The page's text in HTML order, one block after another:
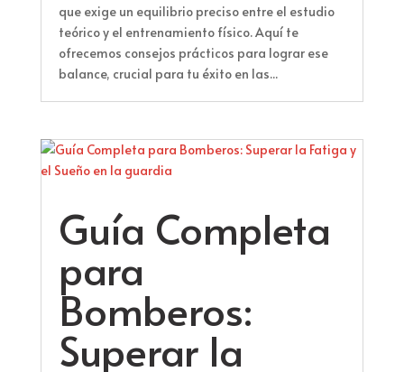
que exige un equilibrio preciso entre el estudio
teórico y el entrenamiento físico. Aquí te
ofrecemos consejos prácticos para lograr ese
balance, crucial para tu éxito en las...
Guía Completa
para
Bomberos:
Superar la